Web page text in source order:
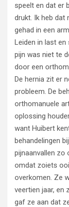
speelt en dat er
drukt. Ik heb dat
gehad in een
Leiden in last en
pijn was niet te
door een
De hernia zit er
probleem. De
orthomanuele
oplossing
want Huibert
behandelingen
pijnaanvallen zo
omdat zoiets
overkomen. Ze
veertien jaar, en
gaf ze aan dat